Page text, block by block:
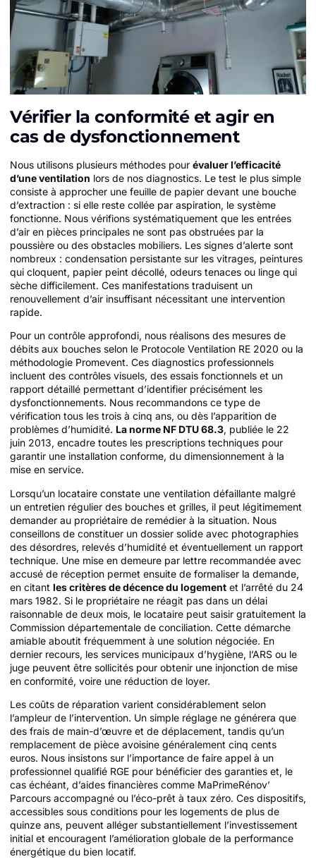
Vérifier la conformité et agir en
cas de dysfonctionnement
Nous utilisons plusieurs méthodes pour évaluer l’efficacité
d’une ventilation lors de nos diagnostics. Le test le plus simple
consiste à approcher une feuille de papier devant une bouche
d’extraction : si elle reste collée par aspiration, le système
fonctionne. Nous vérifions systématiquement que les entrées
d’air en pièces principales ne sont pas obstruées par la
poussière ou des obstacles mobiliers. Les signes d’alerte sont
nombreux : condensation persistante sur les vitrages, peintures
qui cloquent, papier peint décollé, odeurs tenaces ou linge qui
sèche difficilement. Ces manifestations traduisent un
renouvellement d’air insuffisant nécessitant une intervention
rapide.
Pour un contrôle approfondi, nous réalisons des mesures de
débits aux bouches selon le Protocole Ventilation RE 2020 ou la
méthodologie Promevent. Ces diagnostics professionnels
incluent des contrôles visuels, des essais fonctionnels et un
rapport détaillé permettant d’identifier précisément les
dysfonctionnements. Nous recommandons ce type de
vérification tous les trois à cinq ans, ou dès l’apparition de
problèmes d’humidité. La norme NF DTU 68.3, publiée le 22
juin 2013, encadre toutes les prescriptions techniques pour
garantir une installation conforme, du dimensionnement à la
mise en service.
Lorsqu’un locataire constate une ventilation défaillante malgré
un entretien régulier des bouches et grilles, il peut légitimement
demander au propriétaire de remédier à la situation. Nous
conseillons de constituer un dossier solide avec photographies
des désordres, relevés d’humidité et éventuellement un rapport
technique. Une mise en demeure par lettre recommandée avec
accusé de réception permet ensuite de formaliser la demande,
en citant les critères de décence du logement et l’arrêté du 24
mars 1982. Si le propriétaire ne réagit pas dans un délai
raisonnable de deux mois, le locataire peut saisir gratuitement la
Commission départementale de conciliation. Cette démarche
amiable aboutit fréquemment à une solution négociée. En
dernier recours, les services municipaux d’hygiène, l’ARS ou le
juge peuvent être sollicités pour obtenir une injonction de mise
en conformité, voire une réduction de loyer.
Les coûts de réparation varient considérablement selon
l’ampleur de l’intervention. Un simple réglage ne générera que
des frais de main-d’œuvre et de déplacement, tandis qu’un
remplacement de pièce avoisine généralement cinq cents
euros. Nous insistons sur l’importance de faire appel à un
professionnel qualifié RGE pour bénéficier des garanties et, le
cas échéant, d’aides financières comme MaPrimeRénov’
Parcours accompagné ou l’éco-prêt à taux zéro. Ces dispositifs,
accessibles sous conditions pour les logements de plus de
quinze ans, peuvent alléger substantiellement l’investissement
initial et encouragent l’amélioration globale de la performance
énergétique du bien locatif.